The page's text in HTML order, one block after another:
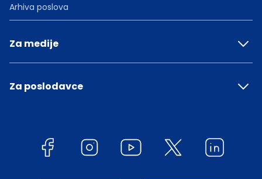
Arhiva poslova
Za medije
Za poslodavce